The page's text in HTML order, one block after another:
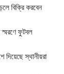
বিক্রি করবেন
স্মরণে ফুটবল
স্থানীয়রা